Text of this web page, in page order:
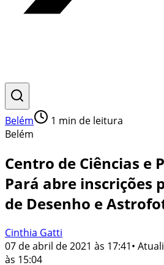
Belém 1 min de leitura
Belém
Centro de Ciências e
Pará abre inscrições
de Desenho e
Cinthia Gatti
07 de abril de 2021 às 17:41•
às 15:04